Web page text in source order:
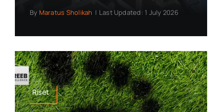
By Maratus Sholikah | Last Updated: 1 July 2026
Riset